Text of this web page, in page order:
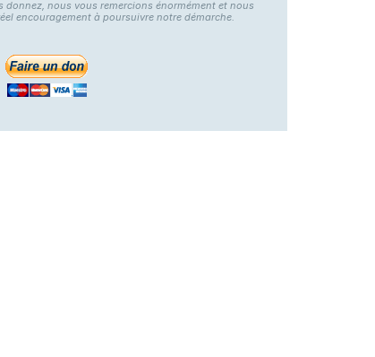
donnez, nous vous remercions énormément et nous
encouragement à poursuivre notre démarche.